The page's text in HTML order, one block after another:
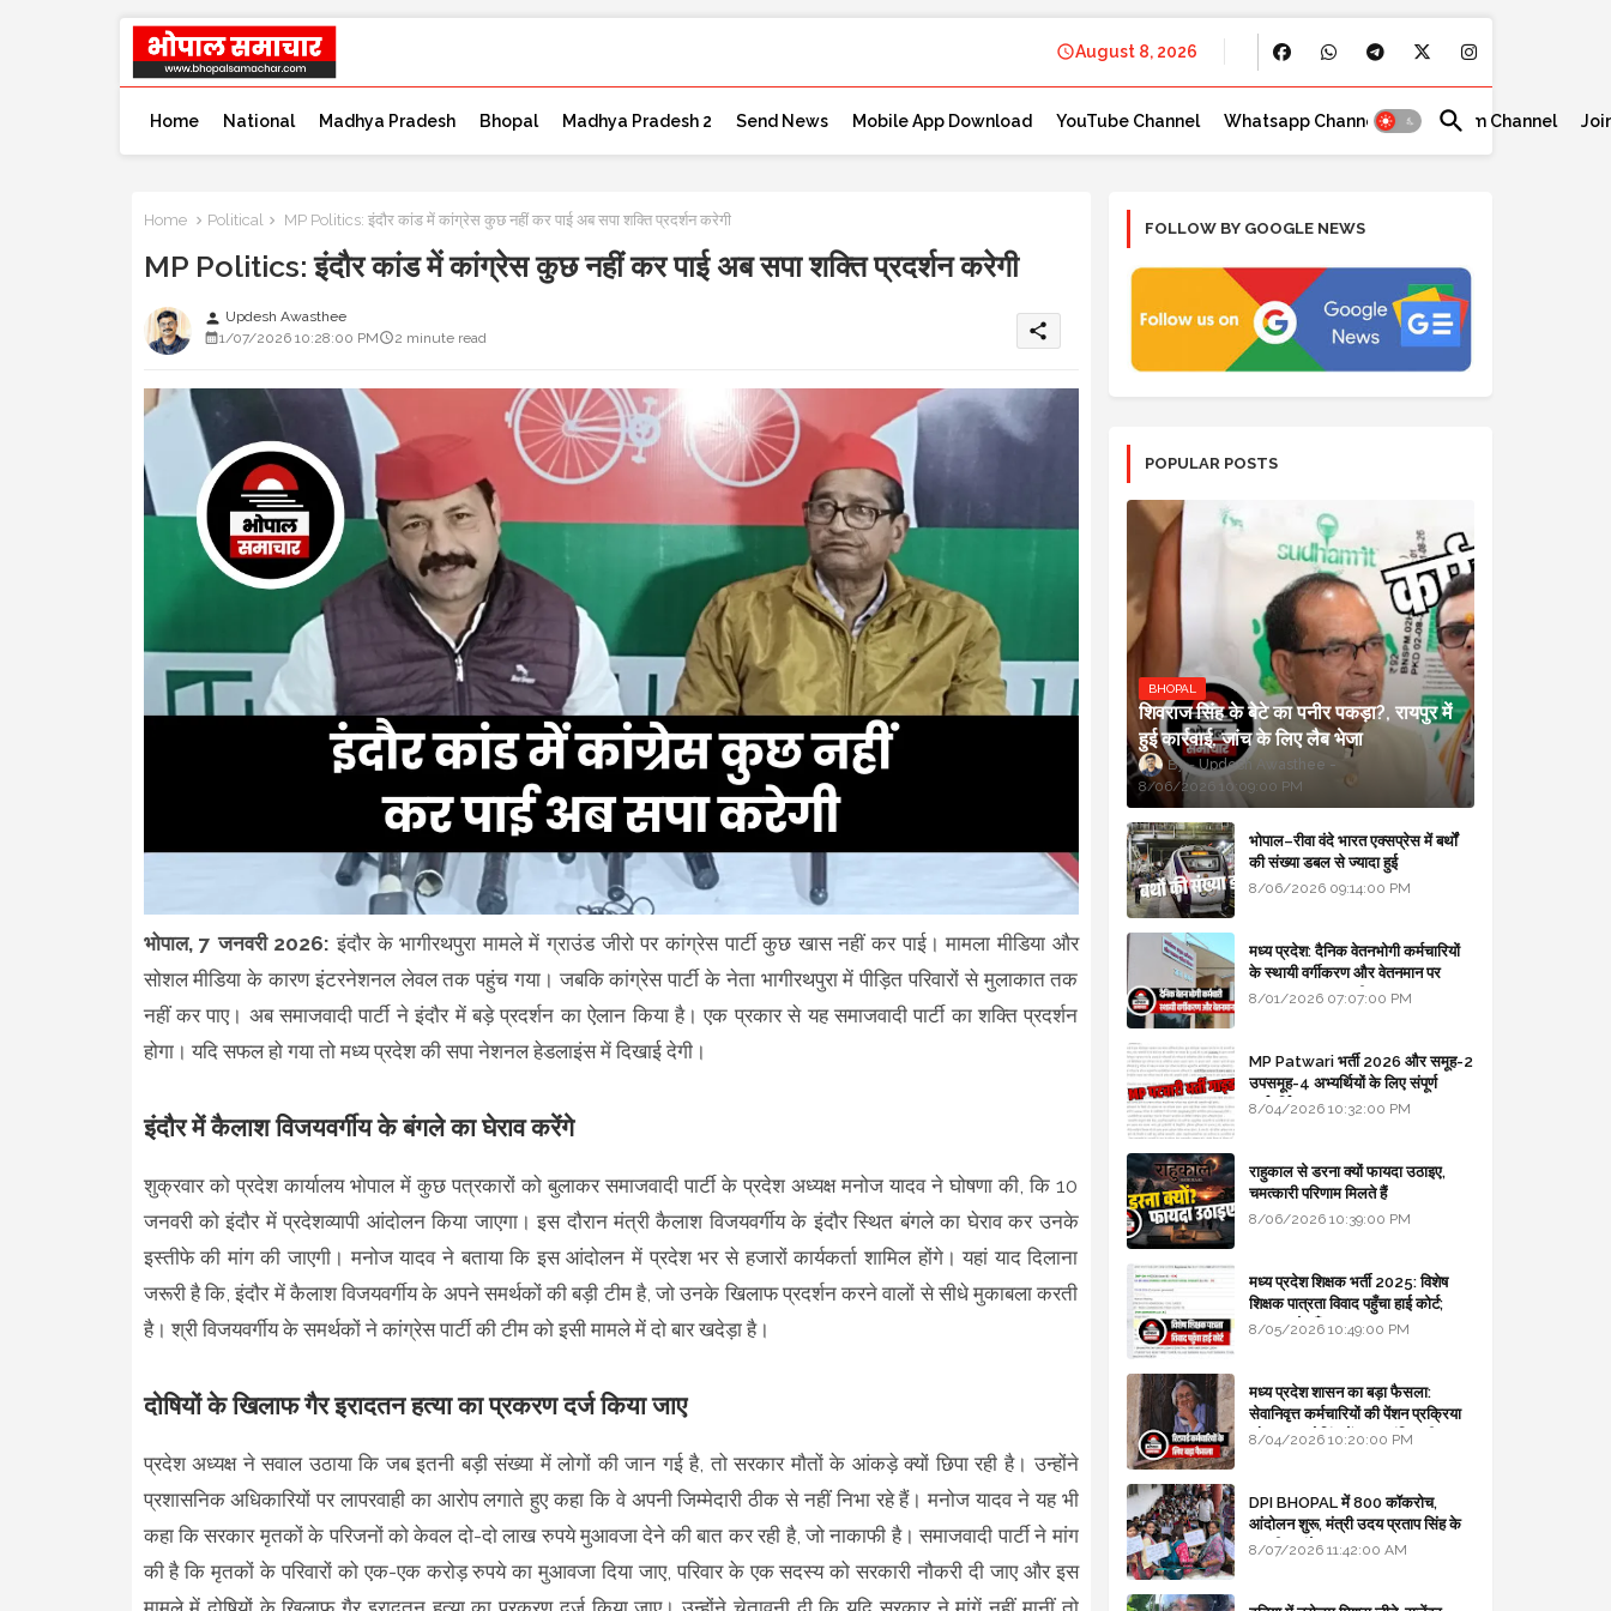
August 8, 2026
Home National Madhya Pradesh Bhopal Madhya Pradesh 2 Send News Mobile App Download YouTube Channel Whatsapp Channel Telegram Channel
Home Political MP Politics: इंदौर कांड में कांग्रेस कुछ नहीं कर पाई अब सपा शक्ति प्रदर्शन करेगी
MP Politics: इंदौर कांड में कांग्रेस कुछ नहीं कर पाई अब सपा शक्ति प्रदर्शन करेगी
person Updesh Awasthee
1/07/2026 10:28:00 PM
2 minute read share
भोपाल, 7 जनवरी 2026: इंदौर के भागीरथपुरा मामले में ग्राउंड जीरो पर कांग्रेस पार्टी कुछ खास नहीं कर पाई। मामला मीडिया और
सोशल मीडिया के कारण इंटरनेशनल लेवल तक पहुंच गया। जबकि कांग्रेस पार्टी के नेता भागीरथपुरा में पीड़ित परिवारों से मुलाकात तक
नहीं कर पाए। अब समाजवादी पार्टी ने इंदौर में बड़े प्रदर्शन का ऐलान किया है। एक प्रकार से यह समाजवादी पार्टी का शक्ति प्रदर्शन
होगा। यदि सफल हो गया तो मध्य प्रदेश की सपा नेशनल हेडलाइंस में दिखाई देगी।
इंदौर में कैलाश विजयवर्गीय के बंगले का घेराव करेंगे
शुक्रवार को प्रदेश कार्यालय भोपाल में कुछ पत्रकारों को बुलाकर समाजवादी पार्टी के प्रदेश अध्यक्ष मनोज यादव ने घोषणा की, कि 10
जनवरी को इंदौर में प्रदेशव्यापी आंदोलन किया जाएगा। इस दौरान मंत्री कैलाश विजयवर्गीय के इंदौर स्थित बंगले का घेराव कर उनके
इस्तीफे की मांग की जाएगी। मनोज यादव ने बताया कि इस आंदोलन में प्रदेश भर से हजारों कार्यकर्ता शामिल होंगे। यहां याद दिलाना
जरूरी है कि, इंदौर में कैलाश विजयवर्गीय के अपने समर्थकों की बड़ी टीम है, जो उनके खिलाफ प्रदर्शन करने वालों से सीधे मुकाबला करती
है। श्री विजयवर्गीय के समर्थकों ने कांग्रेस पार्टी की टीम को इसी मामले में दो बार खदेड़ा है।
दोषियों के खिलाफ गैर इरादतन हत्या का प्रकरण दर्ज किया जाए
प्रदेश अध्यक्ष ने सवाल उठाया कि जब इतनी बड़ी संख्या में लोगों की जान गई है, तो सरकार मौतों के आंकड़े क्यों छिपा रही है। उन्होंने
प्रशासनिक अधिकारियों पर लापरवाही का आरोप लगाते हुए कहा कि वे अपनी जिम्मेदारी ठीक से नहीं निभा रहे हैं। मनोज यादव ने यह भी
कहा कि सरकार मृतकों के परिजनों को केवल दो-दो लाख रुपये मुआवजा देने की बात कर रही है, जो नाकाफी है। समाजवादी पार्टी ने मांग
की है कि मृतकों के परिवारों को एक-एक करोड़ रुपये का मुआवजा दिया जाए, परिवार के एक सदस्य को सरकारी नौकरी दी जाए और इस
FOLLOW BY GOOGLE NEWS
POPULAR POSTS
BHOPAL
शिवराज सिंह के बेटे का पनीर पकड़ा?, रायपुर में
हुई कार्रवाई, जांच के लिए लैब भेजा
Updesh Awasthee
8/06/2026 10:09:00 PM
भोपाल–रीवा वंदे भारत एक्सप्रेस में बर्थों
की संख्या डबल से ज्यादा हुई
8/06/2026 09:14:00 PM
मध्य प्रदेश: दैनिक वेतनभोगी कर्मचारियों
के स्थायी वर्गीकरण और वेतनमान पर
सरकार का बड़ा स्पष्टीकरण
8/01/2026 07:07:00 PM
MP Patwari भर्ती 2026 और समूह-2
उपसमूह-4 अभ्यर्थियों के लिए संपूर्ण
मार्गदर्शिका
8/04/2026 10:32:00 PM
राहुकाल से डरना क्यों फायदा उठाइए,
चमत्कारी परिणाम मिलते हैं
8/06/2026 10:39:00 PM
मध्य प्रदेश शिक्षक भर्ती 2025: विशेष
शिक्षक पात्रता विवाद पहुँचा हाई कोर्ट;
सरकार से माँगा जवाब
8/05/2026 10:49:00 PM
मध्य प्रदेश शासन का बड़ा फैसला:
सेवानिवृत्त कर्मचारियों की पेंशन प्रक्रिया
और बजट कोडिंग में हुए क्रांतिकारी
8/04/2026 10:20:00 PM
DPI BHOPAL में 800 कॉकरोच,
आंदोलन शुरू, मंत्री उदय प्रताप सिंह के
घर भी जाएंगे
8/07/2026 11:42:00 AM